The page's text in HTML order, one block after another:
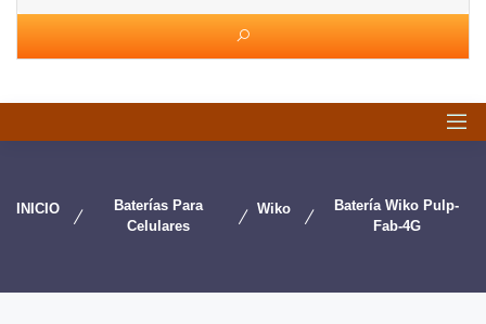
INICIO
Baterías Para
Celulares
Wiko
Batería Wiko Pulp-
Fab-4G